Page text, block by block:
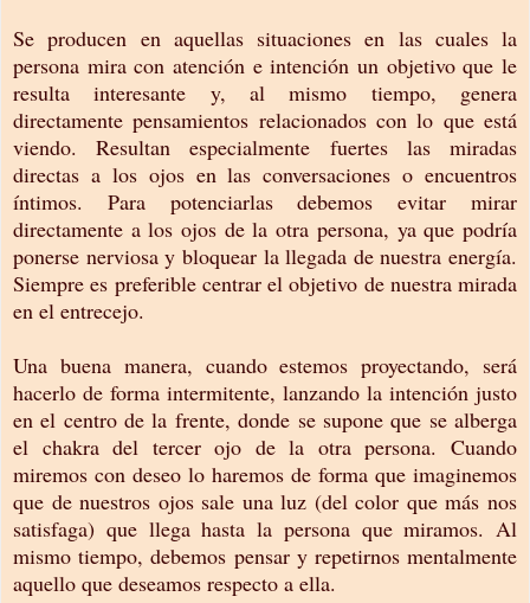
Se producen en aquellas situaciones en las cuales la
persona mira con atención e intención un objetivo que le
resulta interesante y, al mismo tiempo, genera
directamente pensamientos relacionados con lo que está
viendo. Resultan especialmente fuertes las miradas
directas a los ojos en las conversaciones o encuentros
íntimos. Para potenciarlas debemos evitar mirar
directamente a los ojos de la otra persona, ya que podría
ponerse nerviosa y bloquear la llegada de nuestra energía.
Siempre es preferible centrar el objetivo de nuestra mirada
en el entrecejo.
Una buena manera, cuando estemos proyectando, será
hacerlo de forma intermitente, lanzando la intención justo
en el centro de la frente, donde se supone que se alberga
el chakra del tercer ojo de la otra persona. Cuando
miremos con deseo lo haremos de forma que imaginemos
que de nuestros ojos sale una luz (del color que más nos
satisfaga) que llega hasta la persona que miramos. Al
mismo tiempo, debemos pensar y repetirnos mentalmente
aquello que deseamos respecto a ella.